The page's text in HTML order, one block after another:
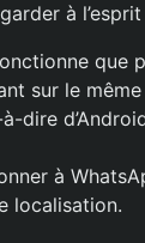
à l’esprit
que
sur le
dire
à
localisation.